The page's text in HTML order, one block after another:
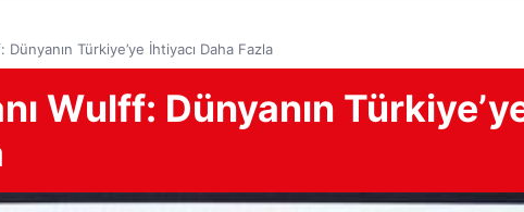
Türkiye’ye İhtiyacı Daha Fazla
Wulff: Dünyanın